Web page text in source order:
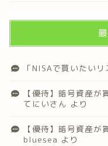
「NISAで買いたい
【優待】暗号資産
てにいさん より
【優待】暗号資産
bluesea より